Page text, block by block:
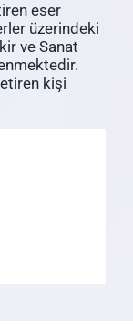
eser
üzerindeki
ve Sanat
kişi